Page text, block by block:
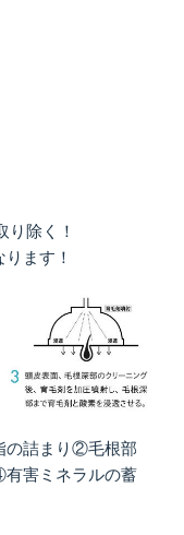
り除く！
ます！
の詰まり②毛根部
害ミネラルの蓄